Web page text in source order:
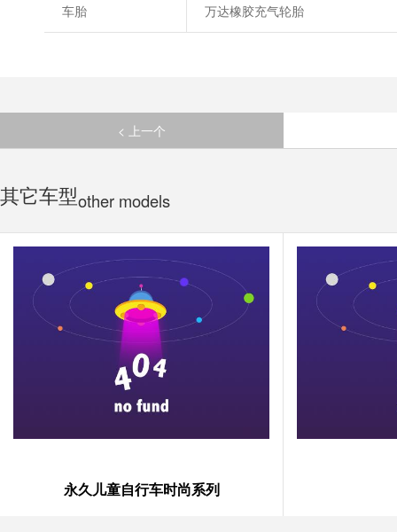
车胎 万达橡胶充气轮胎
< 上一个
其它车型other models
永久儿童自行车时尚系列